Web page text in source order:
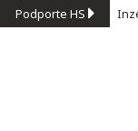
Podporte HS